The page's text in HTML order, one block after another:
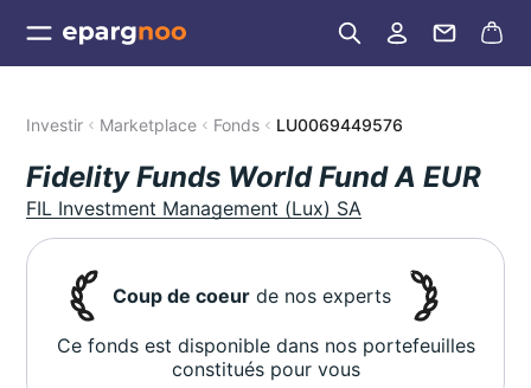
Investir Marketplace Fonds LU0069449576
Fidelity Funds World Fund A EUR
FIL Investment Management (Lux) SA
Coup de coeur de nos experts
Ce fonds est disponible dans nos portefeuilles
constitués pour vous